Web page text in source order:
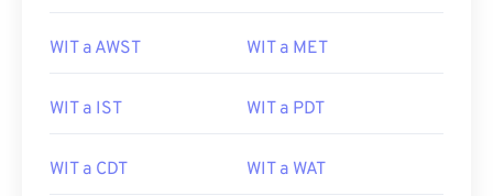
WIT a AWST WIT a MET
WIT a IST WIT a PDT
WIT a CDT WIT a WAT